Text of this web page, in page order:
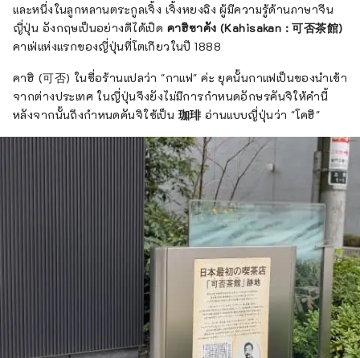
และหนึ่งในลูกหลานตระกูลเจิ้ง เจิ้งหยงฉิง ผู้มีความรู้ด้านภาษาจีน
ญี่ปุ่น อังกฤษเป็นอย่างดีได้เปิด คาฮิซาคัง (Kahisakan : 可否茶館)
คาเฟ่แห่งแรกของญี่ปุ่นที่โตเกียวในปี 1888
คาฮิ (可否) ในชื่อร้านแปลว่า "กาแฟ" ค่ะ ยุคนั้นกาแฟเป็นของนำเข้า
จากต่างประเทศ ในญี่ปุ่นจึงยังไม่มีการกำหนดอักษรคันจิให้คำนี้
หลังจากนั้นถึงกำหนดคันจิใช้เป็น 珈琲 อ่านแบบญี่ปุ่นว่า "โคฮี"